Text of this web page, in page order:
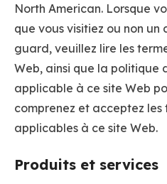
North American. Lorsque
que vous visitiez ou non
guard, veuillez lire les
Web, ainsi que la politique
applicable à ce site Web
comprenez et acceptez les
applicables à ce site Web.
Produits et services